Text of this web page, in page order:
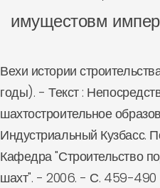
имущестовм
Вехи истории
годы). - Текст :
шахтостроительное
Индустриальный Кузбасс.
Кафедра "Строительство
шахт". - 2006. - С. 459-490